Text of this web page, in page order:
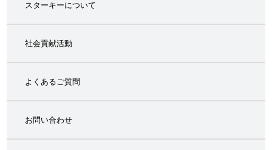
スターキーについて
社会貢献活動
よくあるご質問
お問い合わせ